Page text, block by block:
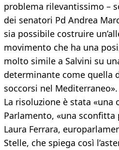
problema rilevantissimo –
dei senatori Pd Andrea
sia possibile costruire
movimento che ha una
molto simile a Salvini su
determinante come quella
soccorsi nel Mediterraneo».
La risoluzione è stata «una
Parlamento, «una
Laura Ferrara,
Stelle, che spiega così